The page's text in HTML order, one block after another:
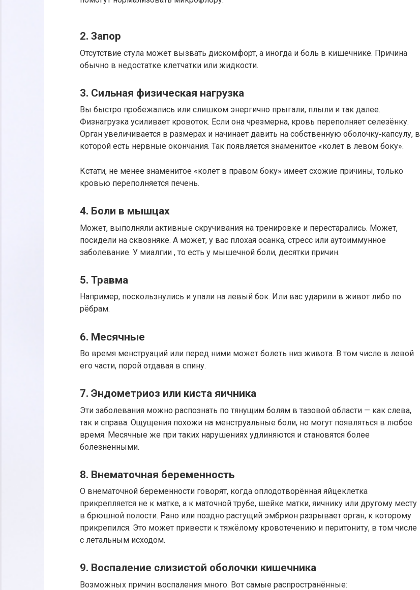
2. Запор
Отсутствие стула может вызвать дискомфорт, а иногда и боль в кишечнике. Причина
обычно в недостатке клетчатки или жидкости.
3. Сильная физическая нагрузка
Вы быстро пробежались или слишком энергично прыгали, плыли и так далее.
Физнагрузка усиливает кровоток. Если она чрезмерна, кровь переполняет селезёнку.
Орган увеличивается в размерах и начинает давить на собственную оболочку‑капсулу, в
которой есть нервные окончания. Так появляется знаменитое «колет в левом боку».
Кстати, не менее знаменитое «колет в правом боку» имеет схожие причины, только
кровью переполняется печень.
4. Боли в мышцах
Может, выполняли активные скручивания на тренировке и перестарались. Может,
посидели на сквозняке. А может, у вас плохая осанка, стресс или аутоиммунное
заболевание. У миалгии , то есть у мышечной боли, десятки причин.
5. Травма
Например, поскользнулись и упали на левый бок. Или вас ударили в живот либо по
рёбрам.
6. Месячные
Во время менструаций или перед ними может болеть низ живота. В том числе в левой
его части, порой отдавая в спину.
7. Эндометриоз или киста яичника
Эти заболевания можно распознать по тянущим болям в тазовой области — как слева,
так и справа. Ощущения похожи на менструальные боли, но могут появляться в любое
время. Месячные же при таких нарушениях удлиняются и становятся более
болезненными.
8. Внематочная беременность
О внематочной беременности говорят, когда оплодотворённая яйцеклетка
прикрепляется не к матке, а к маточной трубе, шейке матки, яичнику или другому месту
в брюшной полости. Рано или поздно растущий эмбрион разрывает орган, к которому
прикрепился. Это может привести к тяжёлому кровотечению и перитониту, в том числе
с летальным исходом.
9. Воспаление слизистой оболочки кишечника
Возможных причин воспаления много. Вот самые распространённые: